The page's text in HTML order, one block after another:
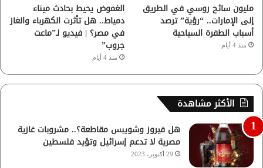
مليون سائح روسي في الطريق
إلى الإمارات.. “رؤية” ترصد
أسباب الطفرة السياحية
منذ 4 أيام
الغموض يحيط بحادث ميناء
دمياط.. هل تأثرت الكهرباء والغاز
في مصر؟ | فيديو لـ”ماعت
جروب”
منذ 4 أيام
الأكثر مشاهدة
هل فيروز وشويبس مقاطعة؟.. مشروبات غازية
مصرية لا تدعم إسرائيل وتؤيد فلسطين
29 أكتوبر، 2023